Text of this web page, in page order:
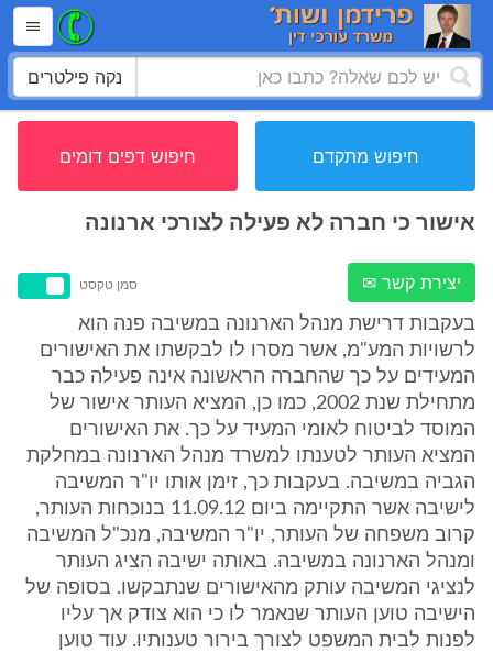
נקה פילטרים
חיפוש מתקדם חיפוש דפים דומים
אישור כי חברה לא פעילה לצורכי ארנונה
יצירת קשר ✉ סמן טקסט
בעקבות דרישת מנהל הארנונה במשיבה פנה הוא
לרשויות המע"מ, אשר מסרו לו לבקשתו את האישורים
המעידים על כך שהחברה הראשונה אינה פעילה כבר
מתחילת שנת 2002, כמו כן, המציא העותר אישור של
המוסד לביטוח לאומי המעיד על כך. את האישורים
המציא העותר לטענתו למשרד מנהל הארנונה במחלקת
הגביה במשיבה. בעקבות כך, זימן אותו יו"ר המשיבה
לישיבה אשר התקיימה ביום 11.09.12 בנוכחות העותר,
קרוב משפחה של העותר, יו"ר המשיבה, מנכ"ל המשיבה
ומנהל הארנונה במשיבה. באותה ישיבה הציג העותר
לנציגי המשיבה עותק מהאישורים שנתבקשו. בסופה של
הישיבה טוען העותר שנאמר לו כי הוא צודק אך עליו
לפנות לבית המשפט לצורך בירור טענותיו. עוד טוען